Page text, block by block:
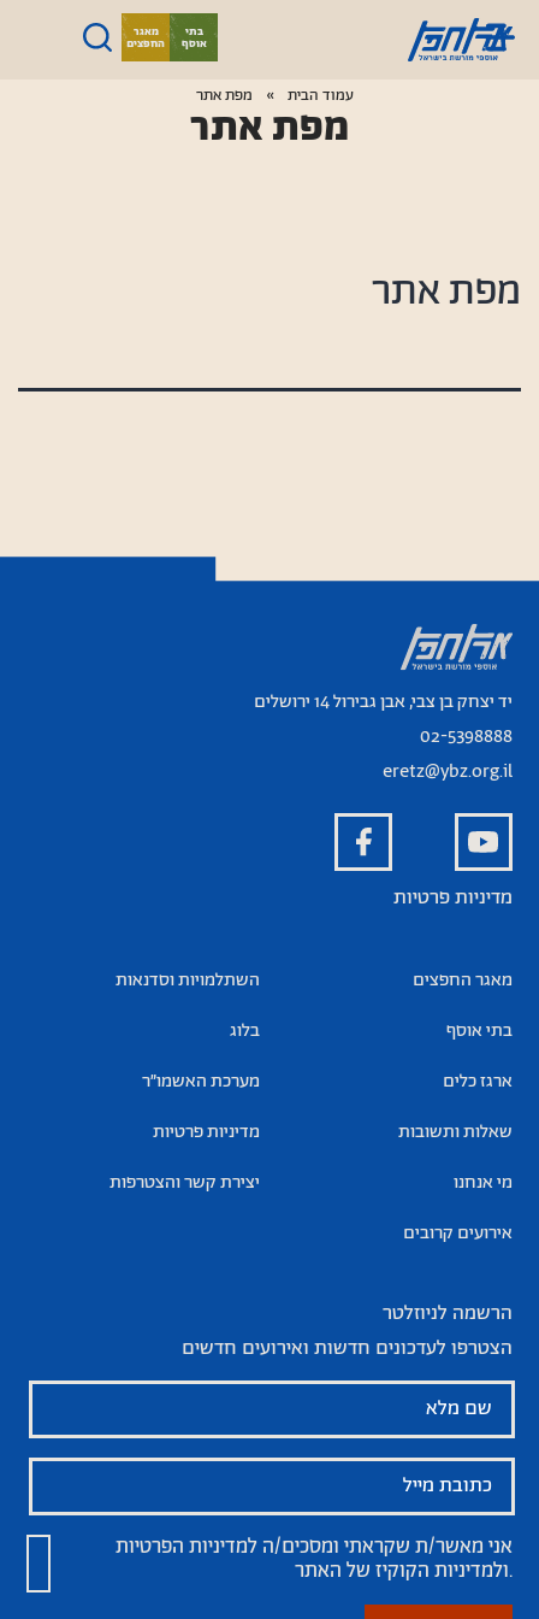
דילוג
לתוכן
בתי
אוסף
מאגר
החפצים
עמוד הבית ­­» מפת אתר
מפת אתר
מפת אתר
יד יצחק בן צבי, אבן גבירול 14 ירושלים
02-5398888
eretz@ybz.org.il
מדיניות פרטיות
מאגר החפצים
בתי אוסף
ארגז כלים
שאלות ותשובות
מי אנחנו
אירועים קרובים
השתלמויות וסדנאות
בלוג
מערכת האשמו”ר
מדיניות פרטיות
יצירת קשר והצטרפות
הרשמה לניוזלטר
הצטרפו לעדכונים חדשות ואירועים חדשים
אני מאשר/ת שקראתי ומסכים/הלמדיניות הפרטיות
ולמדיניות הקוקיזשל האתר.